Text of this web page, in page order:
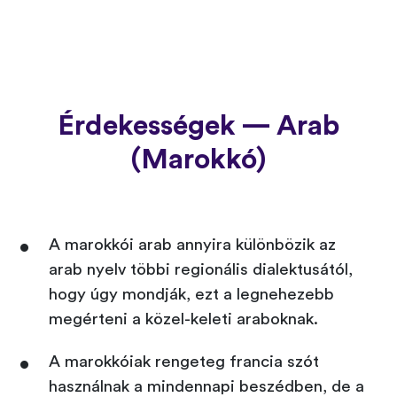
Érdekességek — Arab
(Marokkó)
A marokkói arab annyira különbözik az
arab nyelv többi regionális dialektusától,
hogy úgy mondják, ezt a legnehezebb
megérteni a közel-keleti araboknak.
A marokkóiak rengeteg francia szót
használnak a mindennapi beszédben, de a